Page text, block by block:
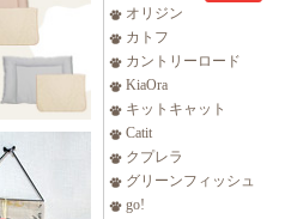
オリジン
カトフ
カントリーロード
KiaOra
キットキャット
Catit
クプレラ
グリーンフィッシュ
go!